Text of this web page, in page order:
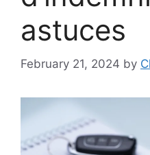
astuces
February 21, 2024 by